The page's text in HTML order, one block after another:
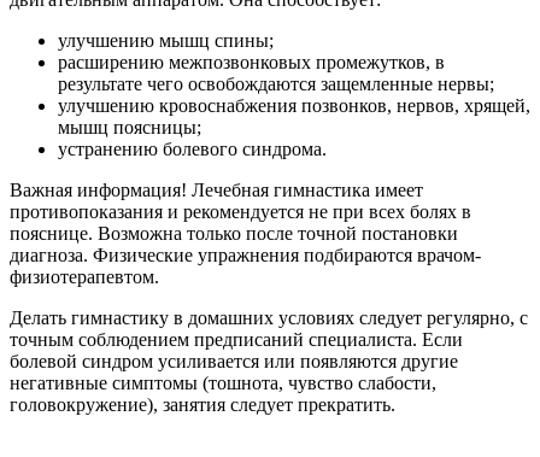
улучшению мышц спины;
расширению межпозвонковых промежутков, в
результате чего освобождаются защемленные нервы;
улучшению кровоснабжения позвонков, нервов, хрящей,
мышц поясницы;
устранению болевого синдрома.
Важная информация! Лечебная гимнастика имеет
противопоказания и рекомендуется не при всех болях в
пояснице. Возможна только после точной постановки
диагноза. Физические упражнения подбираются врачом-
физиотерапевтом.
Делать гимнастику в домашних условиях следует регулярно, с
точным соблюдением предписаний специалиста. Если
болевой синдром усиливается или появляются другие
негативные симптомы (тошнота, чувство слабости,
головокружение), занятия следует прекратить.